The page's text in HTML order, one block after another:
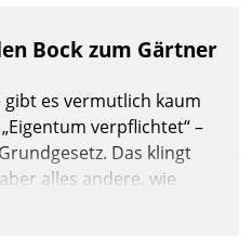
Bock zum Gärtner
es vermutlich kaum
verpflichtet“ –
Das klingt
alles andere, wie
Denn mit der